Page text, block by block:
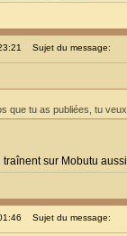
Sujet du message:
que tu as publiées, tu
sur Mobutu
Sujet du message: